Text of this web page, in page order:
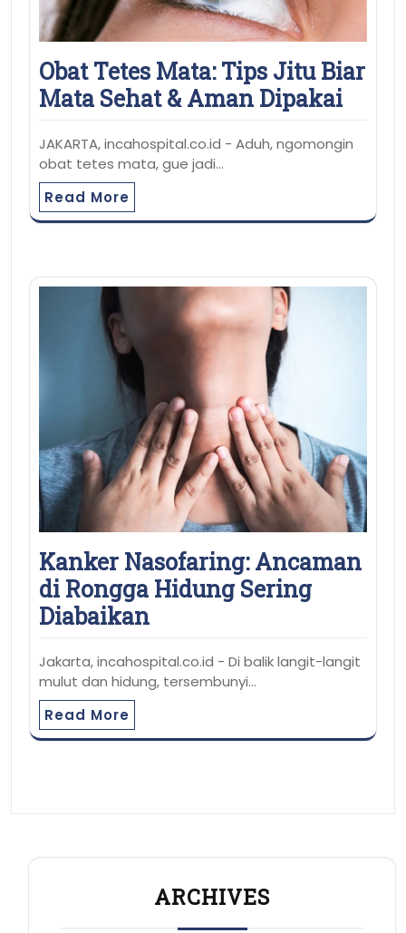
Obat Tetes Mata: Tips Jitu Biar
Mata Sehat & Aman Dipakai
JAKARTA, incahospital.co.id - Aduh, ngomongin
obat tetes mata, gue jadi…
Read More
Kanker Nasofaring: Ancaman
di Rongga Hidung Sering
Diabaikan
Jakarta, incahospital.co.id - Di balik langit-langit
mulut dan hidung, tersembunyi…
Read More
ARCHIVES